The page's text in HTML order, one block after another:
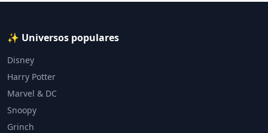
✨ Universos populares
Disney
Harry Potter
Marvel & DC
Snoopy
Grinch